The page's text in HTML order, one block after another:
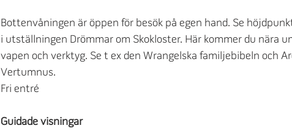
Bottenvåningen är öppen för besök på egen hand. Se
i utställningen Drömmar om Skokloster. Här kommer du nära
vapen och verktyg. Se t ex den Wrangelska familjebibeln och
Vertumnus.
Fri entré
Guidade visningar